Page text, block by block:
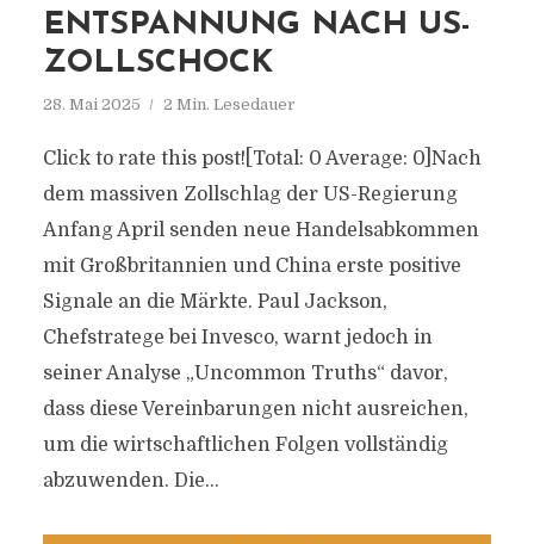
NTSPANNUNG NACH US-Z
OLLSCHOCK
28. Mai 2025 2 Min. Lesedauer
Click to rate this post![Total: 0 Average: 0]Nach
dem massiven Zollschlag der US-Regierung
Anfang April senden neue Handelsabkommen
mit Großbritannien und China erste positive
Signale an die Märkte. Paul Jackson,
Chefstratege bei Invesco, warnt jedoch in
seiner Analyse „Uncommon Truths“ davor,
dass diese Vereinbarungen nicht ausreichen,
um die wirtschaftlichen Folgen vollständig
abzuwenden. Die...